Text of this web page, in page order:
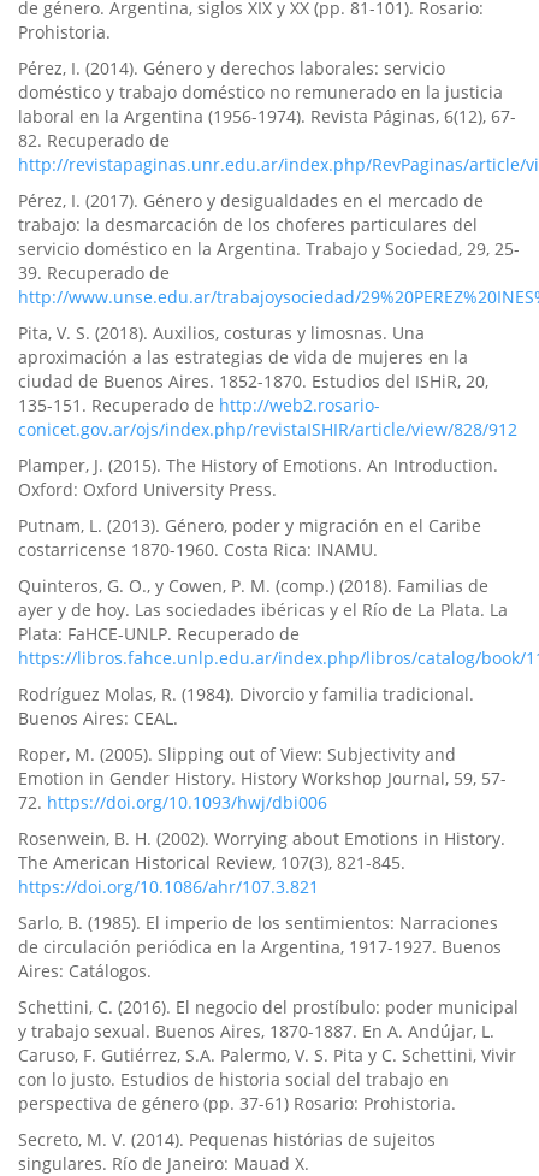
de género. Argentina, siglos XIX y XX (pp. 81-101). Rosario:
Prohistoria.
Pérez, I. (2014). Género y derechos laborales: servicio
doméstico y trabajo doméstico no remunerado en la justicia
laboral en la Argentina (1956-1974). Revista Páginas, 6(12), 67-
82. Recuperado de
http://revistapaginas.unr.edu.ar/index.php/RevPaginas/article/
Pérez, I. (2017). Género y desigualdades en el mercado de
trabajo: la desmarcación de los choferes particulares del
servicio doméstico en la Argentina. Trabajo y Sociedad, 29, 25-
39. Recuperado de
http://www.unse.edu.ar/trabajoysociedad/
Pita, V. S. (2018). Auxilios, costuras y limosnas. Una
aproximación a las estrategias de vida de mujeres en la
ciudad de Buenos Aires. 1852-1870. Estudios del ISHiR, 20,
135-151. Recuperado de http://web2.rosario-
conicet.gov.ar/ojs/index.php/revistaISHIR/article/view/828/912
Plamper, J. (2015). The History of Emotions. An Introduction.
Oxford: Oxford University Press.
Putnam, L. (2013). Género, poder y migración en el Caribe
costarricense 1870-1960. Costa Rica: INAMU.
Quinteros, G. O., y Cowen, P. M. (comp.) (2018). Familias de
ayer y de hoy. Las sociedades ibéricas y el Rí­o de La Plata. La
Plata: FaHCE-UNLP. Recuperado de
https://libros.fahce.unlp.edu.ar/index.php/libros/catalog/book/
Rodrí­guez Molas, R. (1984). Divorcio y familia tradicional.
Buenos Aires: CEAL.
Roper, M. (2005). Slipping out of View: Subjectivity and
Emotion in Gender History. History Workshop Journal, 59, 57-
72. https://doi.org/10.1093/hwj/dbi006
Rosenwein, B. H. (2002). Worrying about Emotions in History.
The American Historical Review, 107(3), 821-845.
https://doi.org/10.1086/ahr/107.3.821
Sarlo, B. (1985). El imperio de los sentimientos: Narraciones
de circulación periódica en la Argentina, 1917-1927. Buenos
Aires: Catálogos.
Schettini, C. (2016). El negocio del prostí­bulo: poder municipal
y trabajo sexual. Buenos Aires, 1870-1887. En A. Andújar, L.
Caruso, F. Gutiérrez, S.A. Palermo, V. S. Pita y C. Schettini, Vivir
con lo justo. Estudios de historia social del trabajo en
perspectiva de género (pp. 37-61) Rosario: Prohistoria.
Secreto, M. V. (2014). Pequenas histórias de sujeitos
singulares. Rí­o de Janeiro: Mauad X.